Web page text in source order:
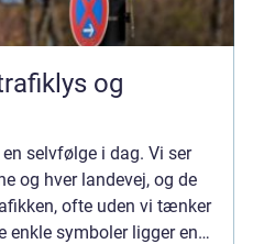
og
selvfølge i dag. Vi ser
og hver landevej, og de
ofte uden vi tænker
enkle symboler ligger en